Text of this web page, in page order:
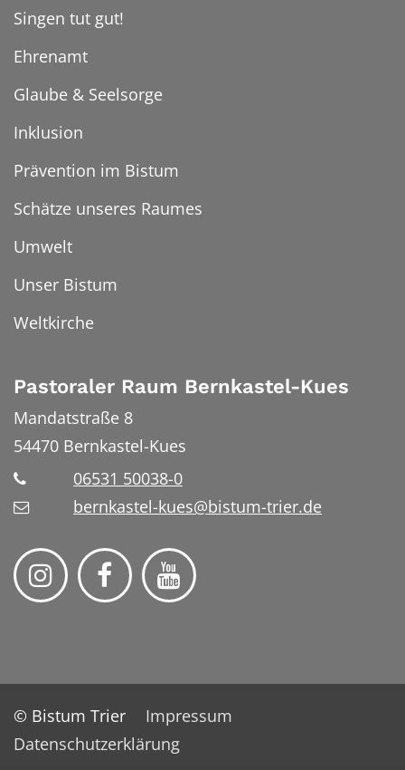
Singen tut gut!
Ehrenamt
Glaube & Seelsorge
Inklusion
Prävention im Bistum
Schätze unseres Raumes
Umwelt
Unser Bistum
Weltkirche
Pastoraler Raum Bernkastel-Kues
Mandatstraße 8
54470 Bernkastel-Kues
06531 50038-0
bernkastel-kues@bistum-trier.de
© Bistum Trier
Impressum
Datenschutzerklärung